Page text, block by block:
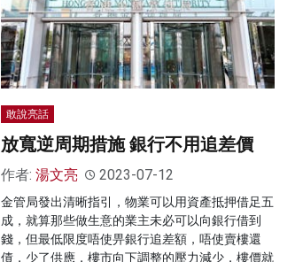
敢說亮話
放寬逆周期措施 銀行不用追差價
作者: 湯文亮 2023-07-12
金管局發出清晰指引，物業可以用資產抵押借足五
成，就算那些做生意的業主未必可以向銀行借到
錢，但最低限度唔使畀銀行追差額，唔使賣樓還
債，少了供應，樓市向下調整的壓力減少，樓價就